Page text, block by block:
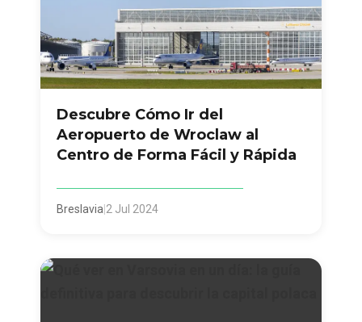
Descubre Cómo Ir del
Aeropuerto de Wroclaw al
Centro de Forma Fácil y Rápida
Breslavia 2 Jul 2024